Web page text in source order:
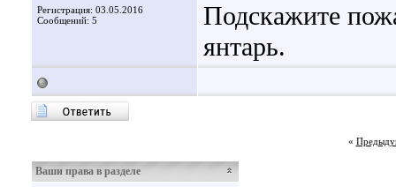
Регистрация: 03.05.2016
Сообщений: 5
Подскажите
янтарь.
«
Ваши права в разделе